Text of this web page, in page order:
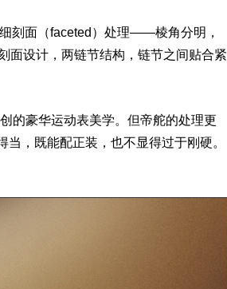
刻面（faceted）处理——棱角分明，
面设计，两链节结构，链节之间贴合紧
的豪华运动表美学。但帝舵的处理更
，既能配正装，也不显得过于刚硬。